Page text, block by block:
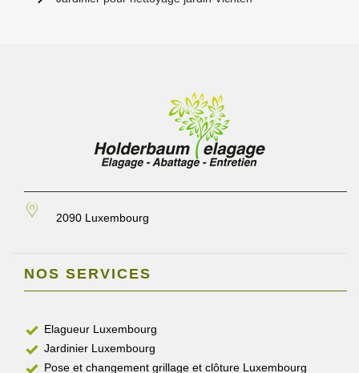
2090 Luxembourg
NOS SERVICES
Elagueur Luxembourg
Jardinier Luxembourg
Pose et changement grillage et clôture Luxembourg